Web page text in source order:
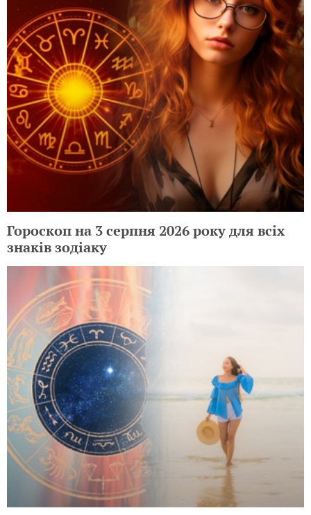
Гороскоп на 3 серпня 2026 року для всіх
знаків зодіаку